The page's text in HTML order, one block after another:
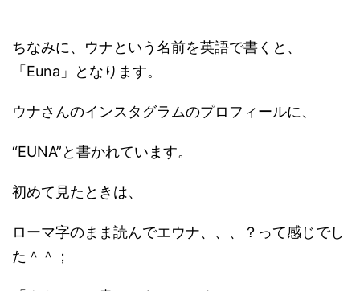
ちなみに、ウナという名前を英語で書くと、
「Euna」となります。
ウナさんのインスタグラムのプロフィールに、
“EUNA”と書かれています。
初めて見たときは、
ローマ字のまま読んでエウナ、、、？って感じでし
た＾＾；